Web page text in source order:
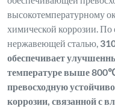
высокотемпературному
химической коррозии. По
нержавеющей сталью,
обеспечивает
температуре выше
превосходную
коррозии, связанной с